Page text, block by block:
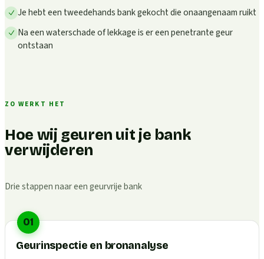
Je hebt een tweedehands bank gekocht die onaangenaam ruikt
Na een waterschade of lekkage is er een penetrante geur
ontstaan
ZO WERKT HET
Hoe wij geuren uit je bank
verwijderen
Drie stappen naar een geurvrije bank
01
Geurinspectie en bronanalyse